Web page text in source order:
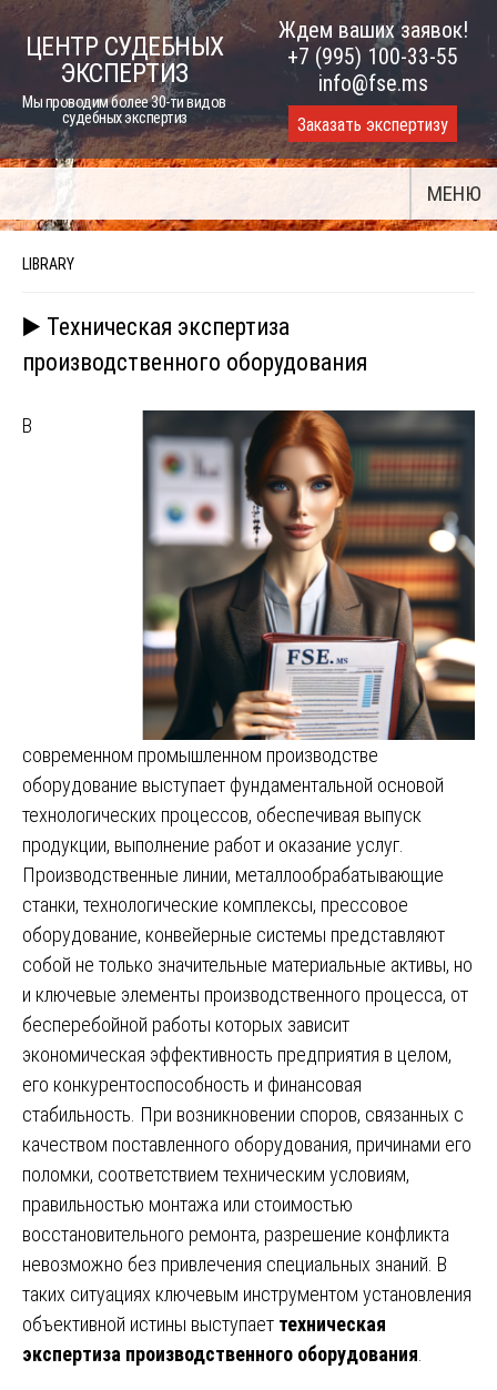
Skip
ЦЕНТР СУДЕБНЫХ
ЭКСПЕРТИЗ
Мы проводим более 30-ти видов
судебных экспертиз
Ждем ваших заявок!
+7 (995) 100-33-55
info@fse.ms
Заказать экспертизу
МЕНЮ
LIBRARY
▶️ Техническая экспертиза
производственного оборудования
В
современном промышленном производстве
оборудование выступает фундаментальной основой
технологических процессов, обеспечивая выпуск
продукции, выполнение работ и оказание услуг.
Производственные линии, металлообрабатывающие
станки, технологические комплексы, прессовое
оборудование, конвейерные системы представляют
собой не только значительные материальные активы, но
и ключевые элементы производственного процесса, от
бесперебойной работы которых зависит
экономическая эффективность предприятия в целом,
его конкурентоспособность и финансовая
стабильность. При возникновении споров, связанных с
качеством поставленного оборудования, причинами его
поломки, соответствием техническим условиям,
правильностью монтажа или стоимостью
восстановительного ремонта, разрешение конфликта
невозможно без привлечения специальных знаний. В
таких ситуациях ключевым инструментом установления
объективной истины выступает техническая
экспертиза производственного оборудования